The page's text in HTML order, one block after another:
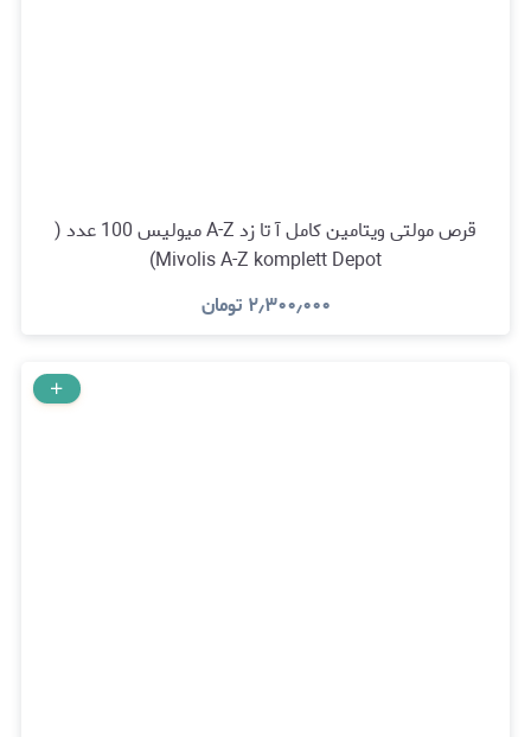
قرص مولتی ویتامین کامل آ تا زد A-Z میولیس 100 عدد (
Mivolis A-Z komplett Depot)
۲٫۳۰۰٫۰۰۰ تومان